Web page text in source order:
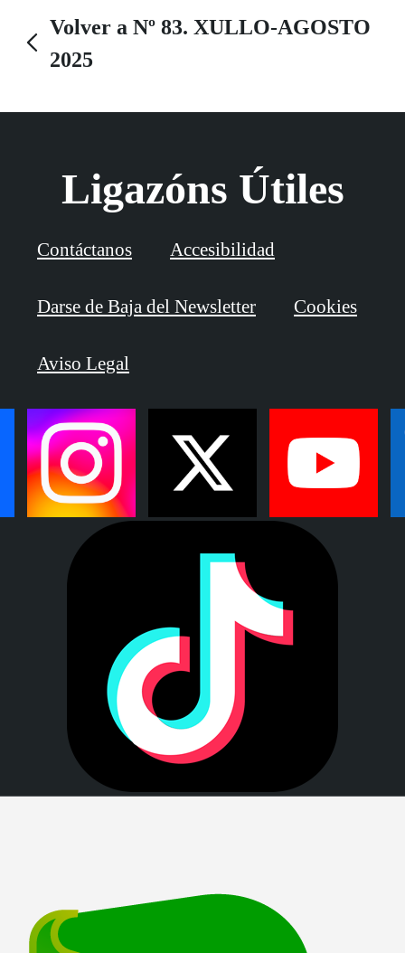
Volver a Nº 83. XULLO-AGOSTO
2025
Ligazóns Útiles
Contáctanos Accesibilidad
Darse de Baja del Newsletter Cookies
Aviso Legal